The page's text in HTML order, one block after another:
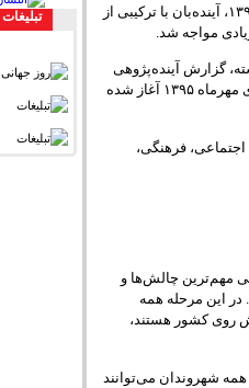
شواهد و نظرات کارشناسان و تمامی ذی‌نفعان است. در سال‌های ۱۳۹۳، ۱۳۹۴ و ۱۳۹۵، آینده‌بان با ترکیبی از
مواجه شد.
گذشته، گزارش آینده‌پژوهی
مسائل ایران در سال ۱۳۹۶ را منتشر کند. فرآیند اجرایی آینده‌پژوهی ۱۳۹۶ از ابتدای مهرماه ۱۳۹۵ آغاز شده
فرهنگی،
مهم‌ترین چالش‌ها و
با آن مواجه خواهد شد. در این مرحله همه
روی کشور هستند،
بهمن‌ماه آغاز شده است. همه شهروندان می‌توانند
تبليغات